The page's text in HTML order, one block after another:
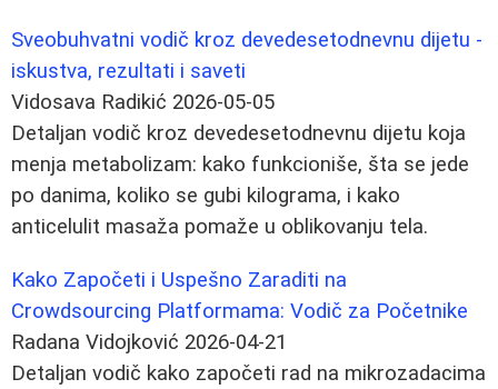
Sveobuhvatni vodič kroz devedesetodnevnu dijetu -
iskustva, rezultati i saveti
Vidosava Radikić 2026-05-05
Detaljan vodič kroz devedesetodnevnu dijetu koja
menja metabolizam: kako funkcioniše, šta se jede
po danima, koliko se gubi kilograma, i kako
anticelulit masaža pomaže u oblikovanju tela.
Kako Započeti i Uspešno Zaraditi na
Crowdsourcing Platformama: Vodič za Početnike
Radana Vidojković 2026-04-21
Detaljan vodič kako započeti rad na mikrozadacima